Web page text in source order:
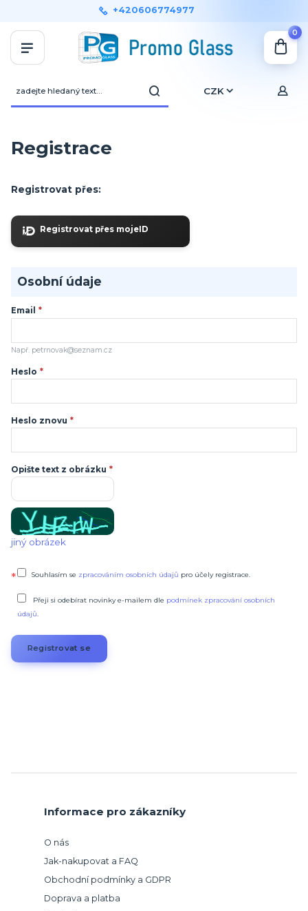
CZK
+420606774977
0
Registrace
Registrovat přes:
Registrovat přes mojeID
Osobní údaje
Email *
Např. petrnovak@seznam.cz
Heslo *
Heslo znovu *
Opište text z obrázku *
jiný obrázek
Souhlasím se zpracováním osobních údajů pro účely registrace.
Přeji si odebírat novinky e-mailem dle podmínek zpracování osobních
údajů.
Registrovat se
Informace pro zákazníky
O nás
Jak-nakupovat a FAQ
Obchodní podmínky a GDPR
Doprava a platba